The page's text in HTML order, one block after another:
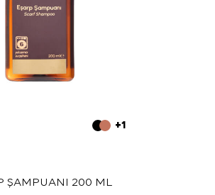
+1
ŞAMPUANI 200 ML